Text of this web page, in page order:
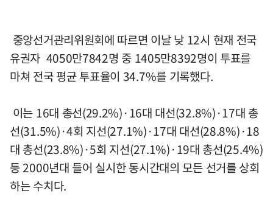
중앙선거관리위원회에 따르면 이날 낮 12시 현재 전국
유권자 4050만7842명 중 1405만8392명이 투표를
마쳐 전국 평균 투표율이 34.7%를 기록했다.
이는 16대 총선(29.2%)·16대 대선(32.8%)·17대 총
선(31.5%)·4회 지선(27.1%)·17대 대선(28.8%)·18
대 총선(23.8%)·5회 지선(27.1%)·19대 총선(25.4%)
등 2000년대 들어 실시한 동시간대의 모든 선거를 상회
하는 수치다.